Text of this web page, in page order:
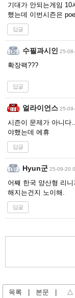
기대가 안되는게임 10
했는데 이번시즌은
답글
수필과시인 25-
확장팩???
답글
얼라이언스 25-
시즌이 문제가 아니다
야했는데 에휴
답글
Hyun군 25-09-20
어째 한국 양산형 리
해지는건지 노이해.
답글
목록 본문